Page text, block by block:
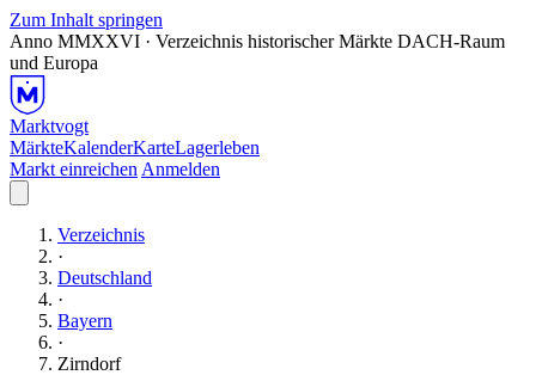
Zum Inhalt springen
Anno MMXXVI · Verzeichnis historischer Märkte DACH-Raum
und Europa
Marktvogt
MärkteKalenderKarteLagerleben
Markt einreichen Anmelden
Verzeichnis
·
Deutschland
·
Bayern
·
Zirndorf